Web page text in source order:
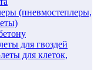
(пневмостеплеры,
для гвоздей
для клеток,